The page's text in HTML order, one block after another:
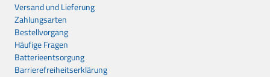
Versand und Lieferung
Zahlungsarten
Bestellvorgang
Häufige Fragen
Batterieentsorgung
Barrierefreiheitserklärung